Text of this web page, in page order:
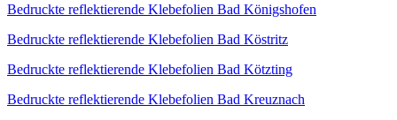
Bedruckte reflektierende Klebefolien Bad Königshofen
Bedruckte reflektierende Klebefolien Bad Köstritz
Bedruckte reflektierende Klebefolien Bad Kötzting
Bedruckte reflektierende Klebefolien Bad Kreuznach